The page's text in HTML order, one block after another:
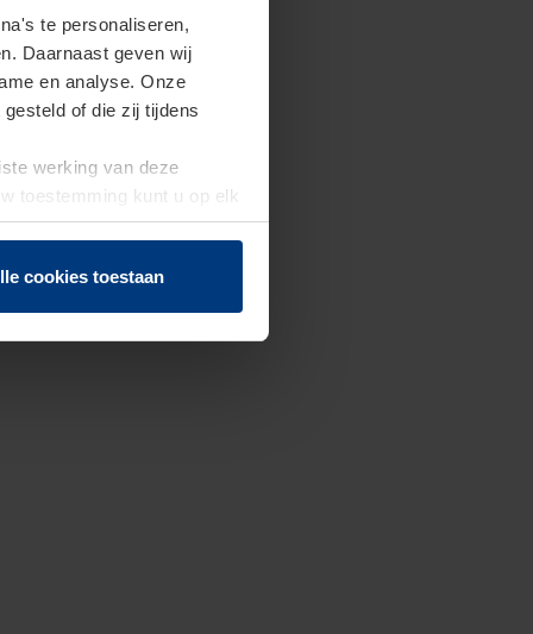
te personaliseren,
Daarnaast geven wij
en analyse. Onze
of die zij tijdens
werking van deze
toestemming kunt u op elk
herroepen.
cookies toestaan